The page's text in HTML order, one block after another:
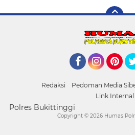
Redaksi Pedoman Media
Link Internal
Polres Bukittinggi
Copyright © 2026 Humas